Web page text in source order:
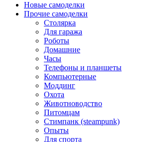
Новые самоделки
Прочие самоделки
Столярка
Для гаража
Роботы
Домашние
Часы
Телефоны и планшеты
Компьютерные
Моддинг
Охота
Животноводство
Питомцам
Стимпанк (steampunk)
Опыты
Для спорта